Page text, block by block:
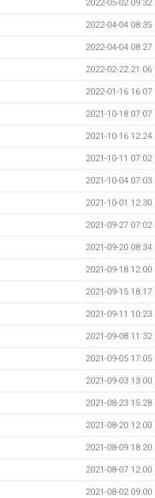
2022-05-02 09:32
2022-04-04 08:35
2022-04-04 08:27
2022-02-22 21:06
2022-01-16 16:07
2021-10-18 07:07
2021-10-16 12:24
2021-10-11 07:02
2021-10-04 07:03
2021-10-01 12:30
2021-09-27 07:02
2021-09-20 08:34
2021-09-18 12:00
2021-09-15 18:17
2021-09-11 10:23
2021-09-08 11:32
2021-09-05 17:05
2021-09-03 13:00
2021-08-23 15:28
2021-08-20 12:00
2021-08-09 18:20
2021-08-07 12:00
2021-08-02 09:00